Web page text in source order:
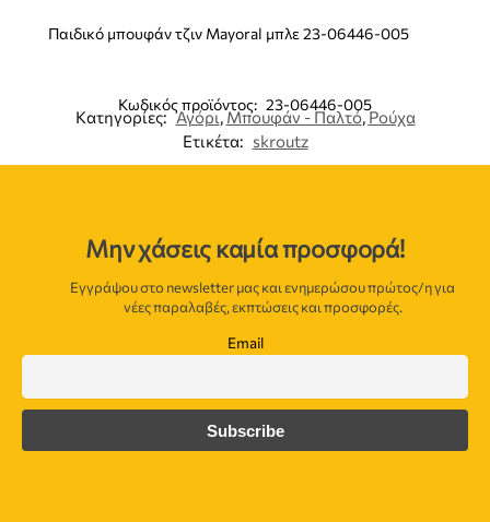
Παιδικό μπουφάν τζιν Mayoral μπλε 23-06446-005
Κωδικός προϊόντος: 23-06446-005
Κατηγορίες: Αγόρι,Μπουφάν - Παλτό,Ρούχα
Ετικέτα: skroutz
Μην χάσεις καμία προσφορά!
Εγγράψου στο newsletter μας και ενημερώσου πρώτος/η για
νέες παραλαβές, εκπτώσεις και προσφορές.
Email